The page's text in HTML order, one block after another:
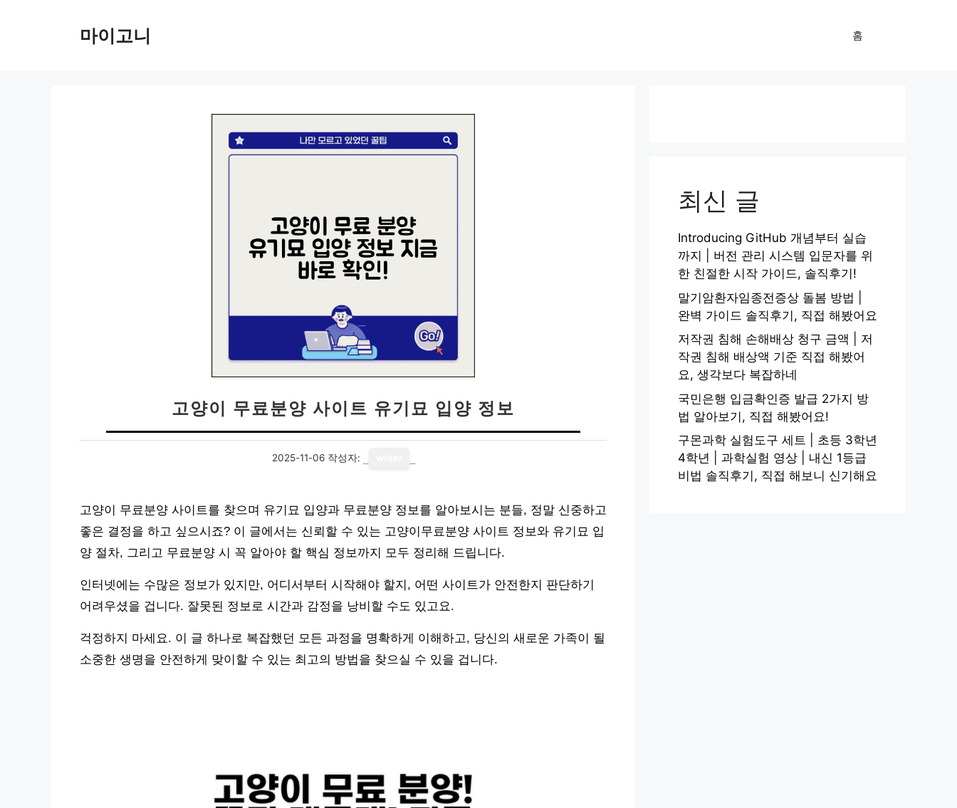
마이고니 홈
고양이 무료분양 사이트 유기묘 입양 정보
2025-11-06 작성자:
고양이 무료분양 사이트를 찾으며 유기묘 입양과 무료분양 정보를 알아보시는 분들, 정말 신중하고
좋은 결정을 하고 싶으시죠? 이 글에서는 신뢰할 수 있는 고양이무료분양 사이트 정보와 유기묘 입
양 절차, 그리고 무료분양 시 꼭 알아야 할 핵심 정보까지 모두 정리해 드립니다.
인터넷에는 수많은 정보가 있지만, 어디서부터 시작해야 할지, 어떤 사이트가 안전한지 판단하기
어려우셨을 겁니다. 잘못된 정보로 시간과 감정을 낭비할 수도 있고요.
걱정하지 마세요. 이 글 하나로 복잡했던 모든 과정을 명확하게 이해하고, 당신의 새로운 가족이 될
소중한 생명을 안전하게 맞이할 수 있는 최고의 방법을 찾으실 수 있을 겁니다.
최신 글
Introducing GitHub 개념부터 실습
까지 | 버전 관리 시스템 입문자를 위
한 친절한 시작 가이드, 솔직후기!
말기암환자임종전증상 돌봄 방법 |
완벽 가이드 솔직후기, 직접 해봤어요
저작권 침해 손해배상 청구 금액 | 저
작권 침해 배상액 기준 직접 해봤어
요, 생각보다 복잡하네
국민은행 입금확인증 발급 2가지 방
법 알아보기, 직접 해봤어요!
구몬과학 실험도구 세트 | 초등 3학년
4학년 | 과학실험 영상 | 내신 1등급
비법 솔직후기, 직접 해보니 신기해요